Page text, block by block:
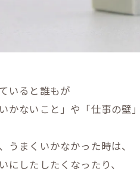
いると誰もが
かないこと」や「仕事の壁
うまくいかなかった時は、
にしたしたくなったり、